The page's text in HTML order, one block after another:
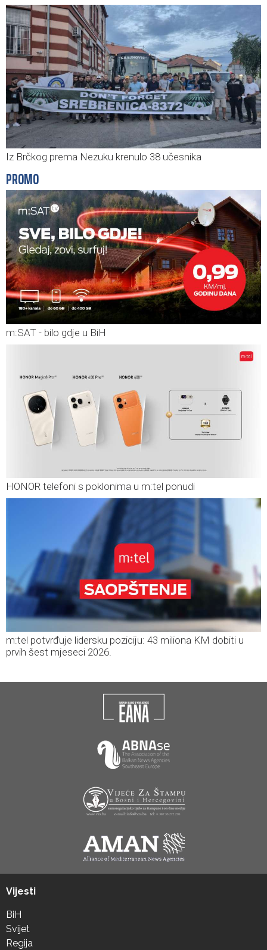
Iz Brčkog prema Nezuku krenulo 38 učesnika
PROMO
m:SAT - bilo gdje u BiH
HONOR telefoni s poklonima u m:tel ponudi
m:tel potvrđuje lidersku poziciju: 43 miliona KM dobiti u
prvih šest mjeseci 2026.
Vijesti
BiH
Svijet
Regija